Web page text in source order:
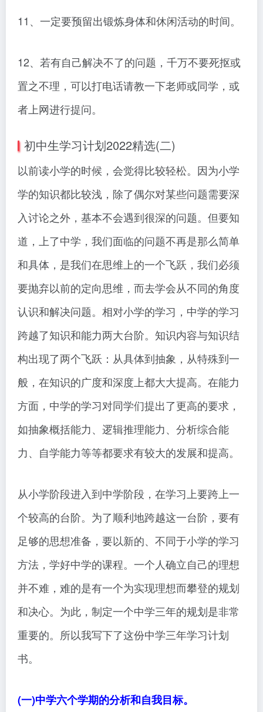
11、一定要预留出锻炼身体和休闲活动的时间。
12、若有自己解决不了的问题，千万不要死抠或
置之不理，可以打电话请教一下老师或同学，或
者上网进行提问。
初中生学习计划2022精选(二)
以前读小学的时候，会觉得比较轻松。因为小学
学的知识都比较浅，除了偶尔对某些问题需要深
入讨论之外，基本不会遇到很深的问题。但要知
道，上了中学，我们面临的问题不再是那么简单
和具体，是我们在思维上的一个飞跃，我们必须
要抛弃以前的定向思维，而去学会从不同的角度
认识和解决问题。相对小学的学习，中学的学习
跨越了知识和能力两大台阶。知识内容与知识结
构出现了两个飞跃：从具体到抽象，从特殊到一
般，在知识的广度和深度上都大大提高。在能力
方面，中学的学习对同学们提出了更高的要求，
如抽象概括能力、逻辑推理能力、分析综合能
力、自学能力等等都要求有较大的发展和提高。
从小学阶段进入到中学阶段，在学习上要跨上一
个较高的台阶。为了顺利地跨越这一台阶，要有
足够的思想准备，要以新的、不同于小学的学习
方法，学好中学的课程。一个人确立自己的理想
并不难，难的是有一个为实现理想而攀登的规划
和决心。为此，制定一个中学三年的规划是非常
重要的。所以我写下了这份中学三年学习计划
书。
(一)中学六个学期的分析和自我目标。